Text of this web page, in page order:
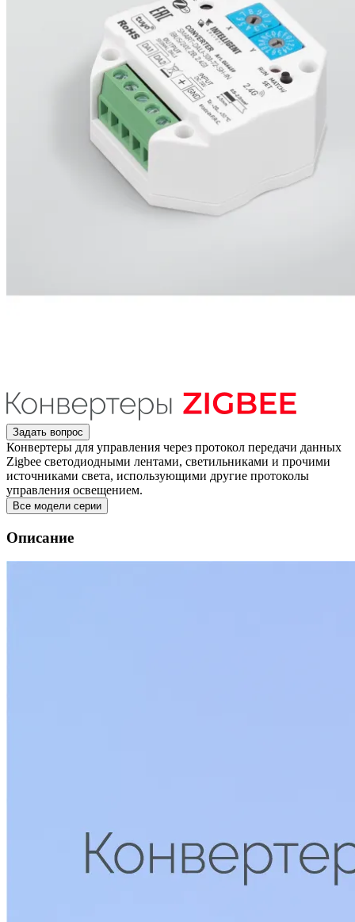
Задать вопрос
Конвертеры для управления через протокол передачи данных
Zigbee светодиодными лентами, светильниками и прочими
источниками света, использующими другие протоколы
управления освещением.
Все модели серии
Описание